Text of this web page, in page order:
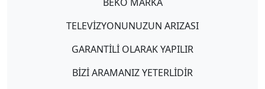
TELEVİZYONUNUZUN ARIZASI
GARANTİLİ OLARAK YAPILIR
BİZİ ARAMANIZ YETERLİDİR